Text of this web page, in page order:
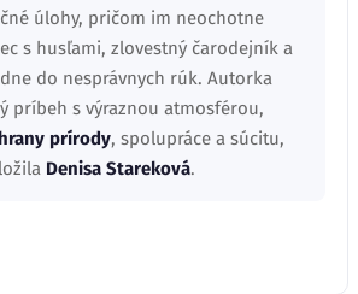
úlohy, pričom im neochotne
s husľami, zlovestný čarodejník a
do nesprávnych rúk. Autorka
príbeh s výraznou atmosférou,
prírody, spolupráce a súcitu,
Denisa Stareková.